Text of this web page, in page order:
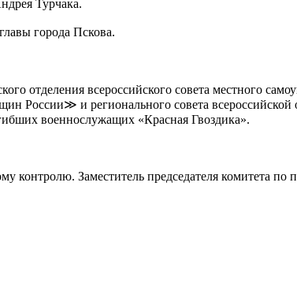
Турчака.
города Пскова.
отделения всероссийского совета местного
России≫ и регионального совета
военнослужащих «Красная Гвоздика».
контролю. Заместитель председателя комитета